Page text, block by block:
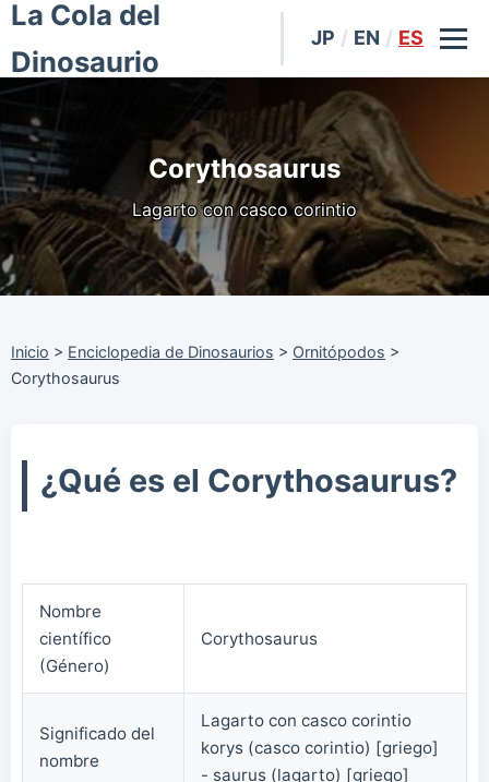
La Cola del
Dinosaurio
JP / EN / ES
Corythosaurus
Lagarto con casco corintio
Inicio > Enciclopedia de Dinosaurios > Ornitópodos >
Corythosaurus
¿Qué es el Corythosaurus?
Nombre
científico
(Género)
Corythosaurus
Significado del
nombre
Lagarto con casco corintio
korys (casco corintio) [griego]
- saurus (lagarto) [griego]